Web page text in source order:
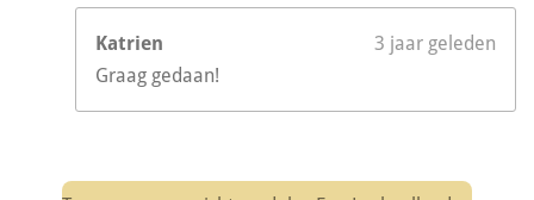
Katrien
3 jaar geleden
Graag gedaan!